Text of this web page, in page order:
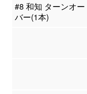
#8 和知 ターンオー
バー(1本)